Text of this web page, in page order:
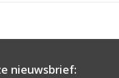
nieuwsbrief: